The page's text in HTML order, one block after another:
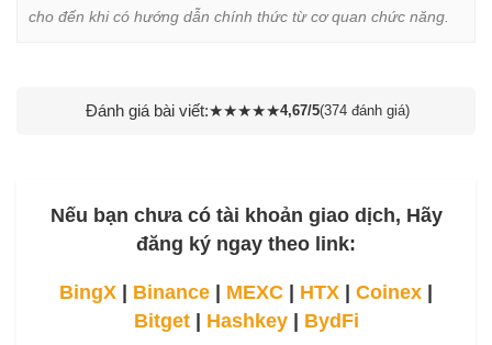
cho đến khi có hướng dẫn chính thức từ cơ quan chức năng.
Đánh giá bài viết:★★★★★4,67/5(374 đánh giá)
Nếu bạn chưa có tài khoản giao dịch, Hãy
đăng ký ngay theo link:
BingX | Binance | MEXC | HTX | Coinex |
Bitget| Hashkey| BydFi